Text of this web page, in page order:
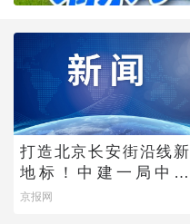
打造北京长安街沿线新
地标！中建一局中标
CBD核心区Z9地块项目
京报网